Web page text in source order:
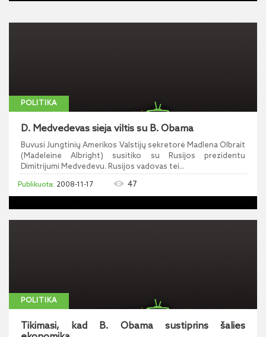
POLITIKA
D. Medvedevas sieja viltis su B. Obama
Buvusi Jungtinių Amerikos Valstijų sekretorė Madlena Olbrait
(Madeleine Albright) susitiko su Rusijos prezidentu
Dimitrijumi Medvedevu. Rusijos vadovas tei...
2008-11-17 47
POLITIKA
Tikimasi, kad B. Obama sustiprins šalies